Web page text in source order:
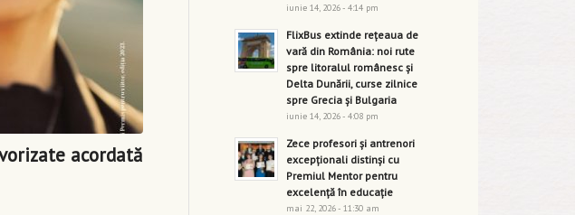
acordată
iunie 14, 2026 - 4:14 pm
FlixBus extinde rețeaua de
vară din România: noi rute
spre litoralul românesc și
Delta Dunării, curse zilnice
spre Grecia și Bulgaria
iunie 14, 2026 - 4:08 pm
Zece profesori și antrenori
excepționali distinși cu
Premiul Mentor pentru
excelență în educație
mai 22, 2026 - 11:30 am